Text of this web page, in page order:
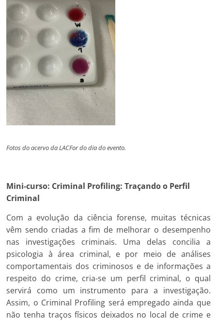
Fotos do acervo da LACFor do dia do evento.
Mini-curso: Criminal Profiling: Traçando o Perfil
Criminal
Com a evolução da ciência forense, muitas técnicas
vêm sendo criadas a fim de melhorar o desempenho
nas investigações criminais. Uma delas concilia a
psicologia à área criminal, e por meio de análises
comportamentais dos criminosos e de informações a
respeito do crime, cria-se um perfil criminal, o qual
servirá como um instrumento para a investigação.
Assim, o Criminal Profiling será empregado ainda que
não tenha traços físicos deixados no local de crime e